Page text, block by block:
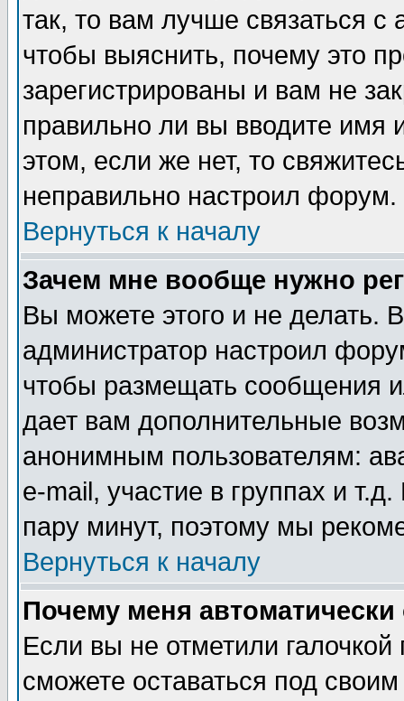
так, то вам лучше связаться
чтобы выяснить, почему это
зарегистрированы и вам не
правильно ли вы вводите
этом, если же нет, то
неправильно настроил форум.
Вернуться к началу
Зачем мне вообще нужно
Вы можете этого и не делать.
администратор настроил
чтобы размещать сообщения
дает вам дополнительные
анонимным пользователям:
e-mail, участие в группах и
пару минут, поэтому мы
Вернуться к началу
Почему меня автоматически
Если вы не отметили галочкой
сможете оставаться под